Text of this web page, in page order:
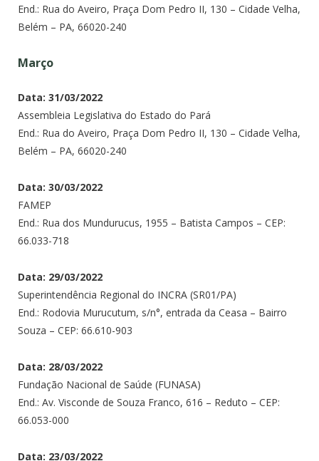
End.: Rua do Aveiro, Praça Dom Pedro II, 130 – Cidade Velha,
Belém – PA, 66020-240
Março
Data: 31/03/2022
Assembleia Legislativa do Estado do Pará
End.: Rua do Aveiro, Praça Dom Pedro II, 130 – Cidade Velha,
Belém – PA, 66020-240
Data: 30/03/2022
FAMEP
End.: Rua dos Mundurucus, 1955 – Batista Campos – CEP:
66.033-718
Data: 29/03/2022
Superintendência Regional do INCRA (SR01/PA)
End.: Rodovia Murucutum, s/n°, entrada da Ceasa – Bairro
Souza – CEP: 66.610-903
Data: 28/03/2022
Fundação Nacional de Saúde (FUNASA)
End.: Av. Visconde de Souza Franco, 616 – Reduto – CEP:
66.053-000
Data: 23/03/2022